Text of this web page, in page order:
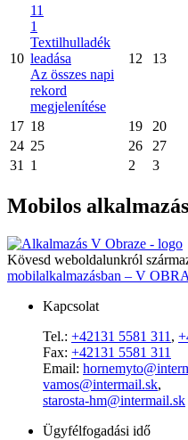
10
11
1
Textilhulladék
leadása
Az összes napi
rekord
megjelenítése
12 13
17 18 19 20
24 25 26 27
31
1 2 3
Mobilos alkalmazás
Kövesd weboldalunkról
mobilalkalmazásban – V
Kapcsolat
Tel.: +42131 5581 311 ,
Fax: +42131 5581 311
Email:
vamos@intermail.sk,
starosta-hm@intermail.sk
Ügyfélfogadási idő